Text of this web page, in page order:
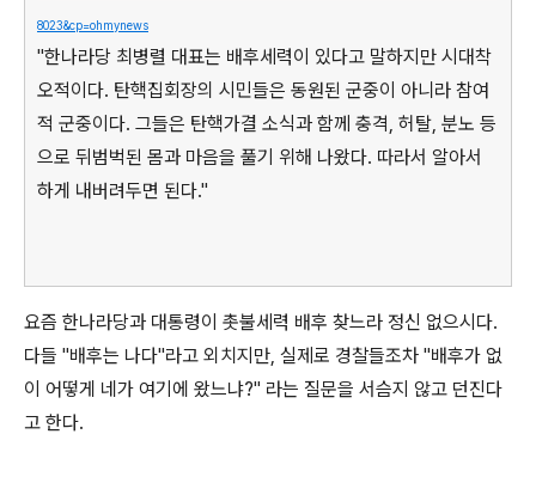
8023&cp=ohmynews
"한나라당 최병렬 대표는 배후세력이 있다고 말하지만 시대착
오적이다. 탄핵집회장의 시민들은 동원된 군중이 아니라 참여
적 군중이다. 그들은 탄핵가결 소식과 함께 충격, 허탈, 분노 등
으로 뒤범벅된 몸과 마음을 풀기 위해 나왔다. 따라서 알아서
하게 내버려두면 된다."
요즘 한나라당과 대통령이 촛불세력 배후 찾느라 정신 없으시다.
다들 "배후는 나다"라고 외치지만, 실제로 경찰들조차 "배후가 없
이 어떻게 네가 여기에 왔느냐?" 라는 질문을 서슴지 않고 던진다
고 한다.